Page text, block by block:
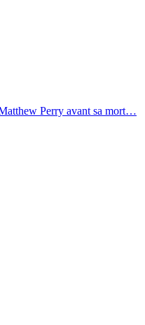
Perry avant sa mort…